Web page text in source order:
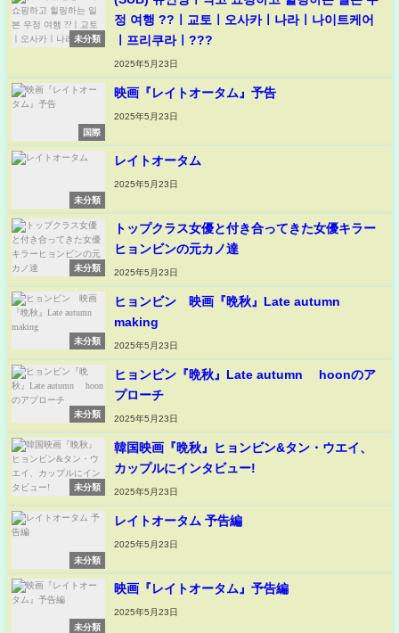
未分類
정 여행 ??ㅣ교토ㅣ오사카ㅣ나라ㅣ나이트케어
ㅣ프리쿠라ㅣ???
2025年5月23日
国際
映画『レイトオータム』予告
2025年5月23日
未分類
レイトオータム
2025年5月23日
未分類
トップクラス女優と付き合ってきた女優キラー
ヒョンビンの元カノ達
2025年5月23日
未分類
ヒョンビン 映画『晩秋』Late autumn
making
2025年5月23日
未分類
ヒョンビン『晩秋』Late autumn hoonのア
プローチ
2025年5月23日
未分類
韓国映画『晩秋』ヒョンビン&タン・ウエイ、
カップルにインタビュー!
2025年5月23日
未分類
レイトオータム 予告編
2025年5月23日
未分類
映画『レイトオータム』予告編
2025年5月23日